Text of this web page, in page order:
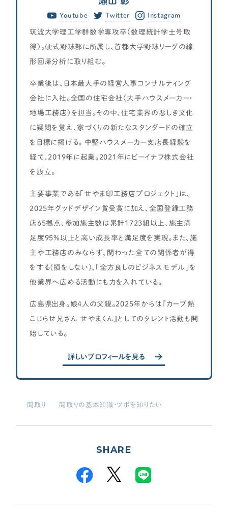
Youtube Twitter Instagram
筑波大学理工学群数学専攻卒（数理統計学士号取
得）。硬式野球部に所属し、首都大学野球リーグの線
形回帰分析に取り組む。
卒業後は、日本最大手の経営人事コンサルティング
会社に入社。全国の住宅会社（大手ハウスメーカー・
地場工務店）を担当。その中、住宅業界の悪しき文化
に疑問を覚え、家づくりの新たなスタンダードの確立
を目標に掲げる。 中堅ハウスメーカー支店長経験を
経て、2019年に起業。2021年にビーイナフ株式会社
を設立。
主要事業である「せやま印工務店プロジェクト」は、
2025年グッドデザイン賞受賞に加え、全国登録工務
店65拠点、参加施主数は累計1723組以上、施主満
足度95%以上と高い成長率と満足度を実現。また、施
主や工務店のみならず、関わった全ての関係者が得
をする(損をしない)、「全方良しのビジネスモデル」を
他業界へ広める活動にも力を入れている。
広島県出身。娘4人の父親。2025年からは『カープ熱
こじらせ兄さん せやまくん』としてのタレント活動も開
始している。
詳しいプロフィールを見る
間取り 間取りの基本知識・ツボを知りたい
SHARE